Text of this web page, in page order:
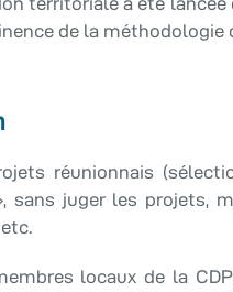
de la
réunionnais
juger les projets,
locaux de la